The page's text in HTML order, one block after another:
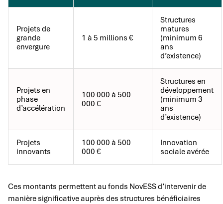
Projets de
grande
envergure
1 à 5 millions €
Structures
matures
(minimum 6
ans
d’existence)
Projets en
phase
d’accélération
100 000 à 500
000 €
Structures en
développement
(minimum 3
ans
d’existence)
Projets
innovants
100 000 à 500
000 €
Innovation
sociale avérée
Ces montants permettent au fonds NovESS d’intervenir de
manière significative auprès des structures bénéficiaires